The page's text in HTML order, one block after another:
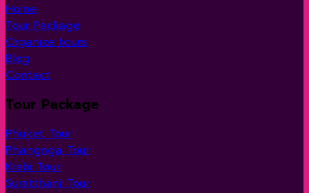
Home
Tour Package
Organize tours
Blog
Contact
Tour Package
Phuket Tour
Phangnga Tour
Krabi Tour
Suratthani Tour